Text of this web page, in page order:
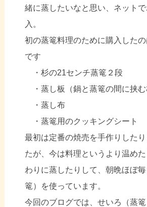
緒に蒸したいなと思い、ネット
入。
初の蒸篭料理のために購入したの
です
・杉の21センチ蒸篭２段
・蒸し板（鍋と蒸篭の間に挟む
・蒸し布
・蒸篭用のクッキングシート
最初は定番の焼売を手作りした
たが、今は料理というより温め
わりに蒸したりして、朝晩ほぼ
篭）を使っています。
今回のブログでは、せいろ（蒸